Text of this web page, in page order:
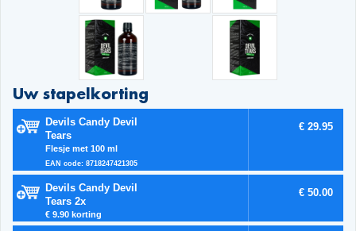
Uw stapelkorting
Devils Candy Devil
Tears
Flesje met 100 ml
EAN code: 8718247421305
€ 29.95
Devils Candy Devil
Tears 2x
€ 9.90 korting
€ 50.00